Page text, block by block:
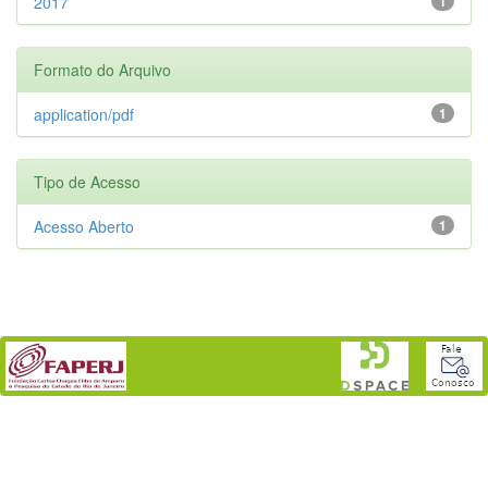
Formato do Arquivo
1
application/pdf
Tipo de Acesso
1
Acesso Aberto